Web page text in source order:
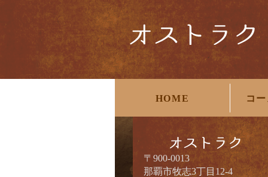
HOME コ
〒900-0013
那覇市牧志3丁目12-4